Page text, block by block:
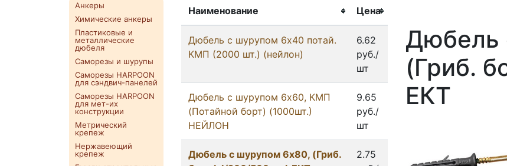
Анкеры
Химические анкеры
Пластиковые и
металлические
дюбеля
Саморезы и шурупы
Саморезы HARPOON
для сэндвич-панелей
Саморезы HARPOON
для мет-их
конструкции
Метрический
крепеж
Нержавеющий
крепеж
Наименование Цена
Дюбель с шурупом 6x40 потай.
КМП (2000 шт.) (нейлон)
6.62
руб./
шт
Дюбель с шурупом 6x60, КМП
(Потайной борт) (1000шт.)
НЕЙЛОН
9.65
руб./
шт
Дюбель с шурупом 6x80, (Гриб.
2.75
Дюбель
(Гриб.
ЕКТ